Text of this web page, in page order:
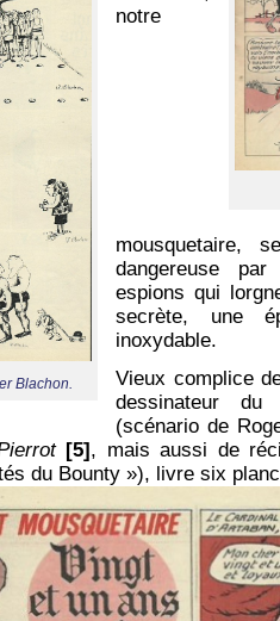
Blachon.
notre
mousquetaire,
dangereuse
espions qui
secrète, une
inoxydable.
Vieux complice
dessinateur
(scénario de
[5] , mais aussi de
du Bounty »), livre six